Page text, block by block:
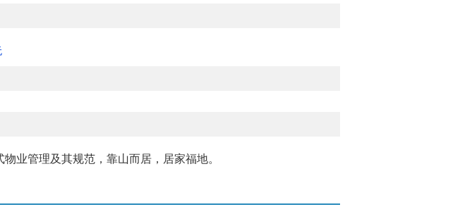
业管理及其规范，靠山而居，居家福地。